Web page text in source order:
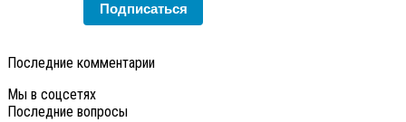
Подписаться
Последние комментарии
Мы в соцсетях
Последние вопросы